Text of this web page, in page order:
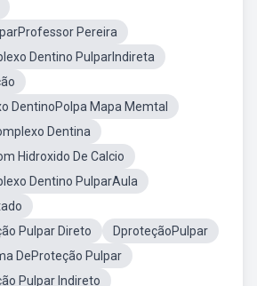
Pereira
Dentino PulparIndireta
DentinoPolpa Mapa Memtal
Dentina
Hidroxido De Calcio
Dentino PulparAula
Pulpar Direto
DproteçãoPulpar
DeProteção Pulpar
Pulpar Indireto